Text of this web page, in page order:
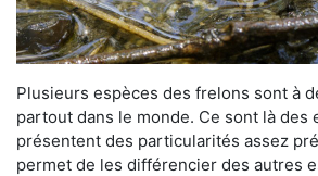
Plusieurs espèces des frelons sont à
partout dans le monde. Ce sont là des
présentent des particularités assez
permet de les différencier des autres